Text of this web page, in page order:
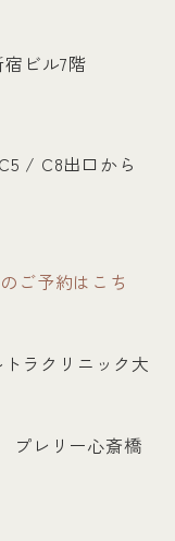
ビル7階
/ C8出口から
ご予約はこち
ラクリニック大
プレリー心斎橋